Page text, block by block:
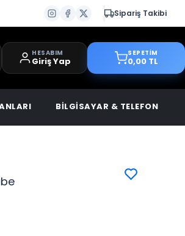
Sipariş Takibi
HESABIM
Giriş Yap
SEPETİM
0,00 TL
BİLGİSAYAR & TELEFON